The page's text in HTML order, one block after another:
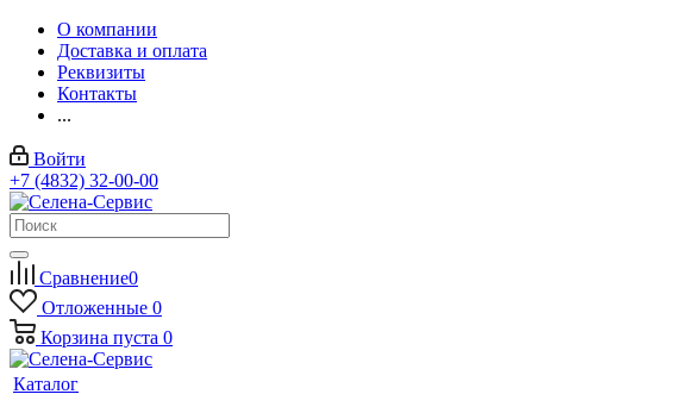
О компании
Доставка и оплата
Реквизиты
Контакты
...
Войти
+7 (4832) 32-00-00
Сравнение0
Отложенные 0
Корзина пуста 0
Каталог